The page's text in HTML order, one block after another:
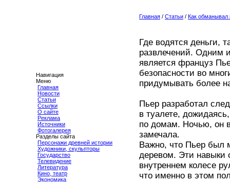
Навигация
Меню
Главная
Новости
Статьи
Ссылки
О сайте
Реклама
Источники
Фотогалерея
Разделы сайта
Персонажи древней истории
Художники, скульпторы
Государство
Телевидение
Литература
Кино, театр
Экономика
Главная / Статьи / Как обманывал
Где водятся деньги,
развлечений. Одним
является француз
безопасности во
придумывать более
Пьер разработал
в туалете,
по домам. Ночью, он
замечала.
Важно, что Пьер был
деревом. Эти навыки
внутреннем колесе
что именно в этом